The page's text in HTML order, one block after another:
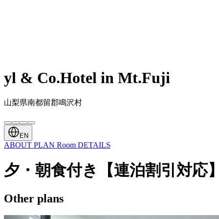
yl & Co.Hotel in Mt.Fuji
山梨県南都留郡鳴沢村
EN
ABOUT PLAN Room DETAILS
夕・朝食付き【連泊割引対応
Other plans